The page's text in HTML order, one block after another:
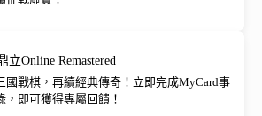
立Online Remastered
國戰棋，再續經典傳奇！立即完成MyCard事
，即可獲得專屬回饋！